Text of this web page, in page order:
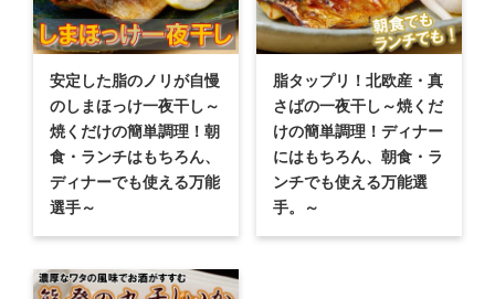
安定した脂のノリが自慢
のしまほっけ一夜干し～
焼くだけの簡単調理！朝
食・ランチはもちろん、
ディナーでも使える万能
選手～
脂タップリ！北欧産・真
さばの一夜干し～焼くだ
けの簡単調理！ディナー
にはもちろん、朝食・ラ
ンチでも使える万能選
手。～